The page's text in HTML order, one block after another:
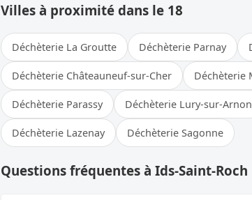
Villes à proximité dans le 18
Déchèterie La Groutte Déchèterie Parnay
Déchèterie Châteauneuf-sur-Cher Déchèterie
Déchèterie Parassy Déchèterie Lury-sur-Arnon
Déchèterie Lazenay Déchèterie Sagonne
Questions fréquentes à Ids-Saint-Roch